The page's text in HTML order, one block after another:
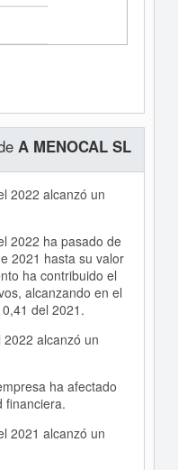
A MENOCAL SL
2022 alcanzó un
2022 ha pasado de
2021 hasta su valor
ha contribuido el
alcanzando en el
del 2021.
alcanzó un
ha afectado
financiera.
2021 alcanzó un